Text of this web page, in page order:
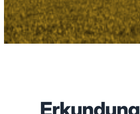
Erkundung